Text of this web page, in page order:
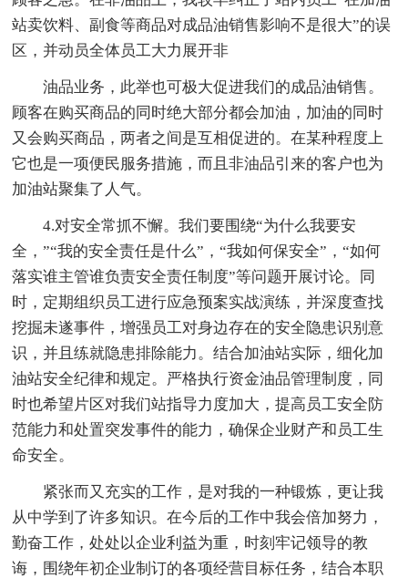
站卖饮料、副食等商品对成品油销售影响不是很大”的误
区，并动员全体员工大力展开非
油品业务，此举也可极大促进我们的成品油销售。
顾客在购买商品的同时绝大部分都会加油，加油的同时
又会购买商品，两者之间是互相促进的。在某种程度上
它也是一项便民服务措施，而且非油品引来的客户也为
加油站聚集了人气。
4.对安全常抓不懈。我们要围绕“为什么我要安
全，”“我的安全责任是什么”，“我如何保安全”，“如何
落实谁主管谁负责安全责任制度”等问题开展讨论。同
时，定期组织员工进行应急预案实战演练，并深度查找
挖掘未遂事件，增强员工对身边存在的安全隐患识别意
识，并且练就隐患排除能力。结合加油站实际，细化加
油站安全纪律和规定。严格执行资金油品管理制度，同
时也希望片区对我们站指导力度加大，提高员工安全防
范能力和处置突发事件的能力，确保企业财产和员工生
命安全。
紧张而又充实的工作，是对我的一种锻炼，更让我
从中学到了许多知识。在今后的工作中我会倍加努力，
勤奋工作，处处以企业利益为重，时刻牢记领导的教
诲，围绕年初企业制订的各项经营目标任务，结合本职